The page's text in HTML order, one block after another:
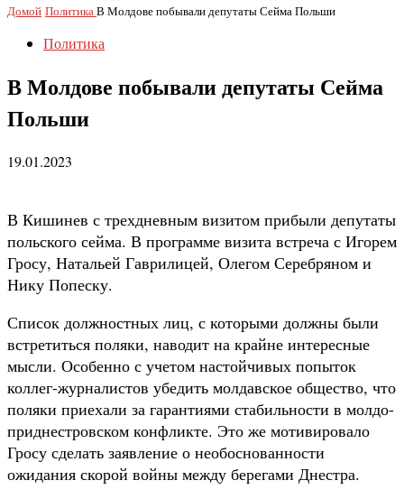
Домой ПолитикаВ Молдове побывали депутаты Сейма Польши
Политика
В Молдове побывали депутаты Сейма
Польши
19.01.2023
В Кишинев с трехдневным визитом прибыли депутаты
польского сейма. В программе визита встреча с Игорем
Гросу, Натальей Гаврилицей, Олегом Серебряном и
Нику Попеску.
Список должностных лиц, с которыми должны были
встретиться поляки, наводит на крайне интересные
мысли. Особенно с учетом настойчивых попыток
коллег-журналистов убедить молдавское общество, что
поляки приехали за гарантиями стабильности в молдо-
приднестровском конфликте. Это же мотивировало
Гросу сделать заявление о необоснованности
ожидания скорой войны между берегами Днестра.